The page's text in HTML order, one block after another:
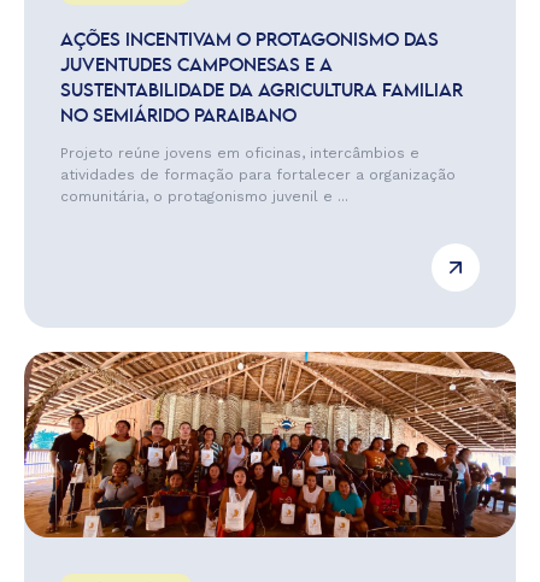
AÇÕES INCENTIVAM O PROTAGONISMO DAS
JUVENTUDES CAMPONESAS E A
SUSTENTABILIDADE DA AGRICULTURA FAMILIAR
NO SEMIÁRIDO PARAIBANO
Projeto reúne jovens em oficinas, intercâmbios e
atividades de formação para fortalecer a organização
comunitária, o protagonismo juvenil e ...